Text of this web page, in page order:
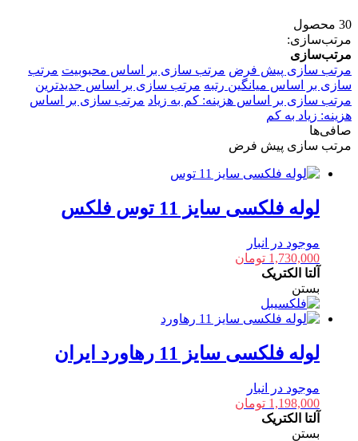
30 محصول
مرتب‌سازی:
مرتب‌سازی
مرتب سازی پیش فرض مرتب سازی بر اساس محبوبیت مرتب
سازی بر اساس میانگین رتبه مرتب سازی بر اساس جدیدترین
مرتب سازی بر اساس هزینه: کم به زیاد مرتب سازی بر اساس
هزینه: زیاد به کم
صافی‌ها
مرتب سازی پیش فرض
لوله فلکسی سایز 11 توس فلکس
موجود در انبار
1,730,000 تومان
آلتا الکتریک
بستن
لوله فلکسی سایز 11 رهاورد ایران
موجود در انبار
1,198,000 تومان
آلتا الکتریک
بستن